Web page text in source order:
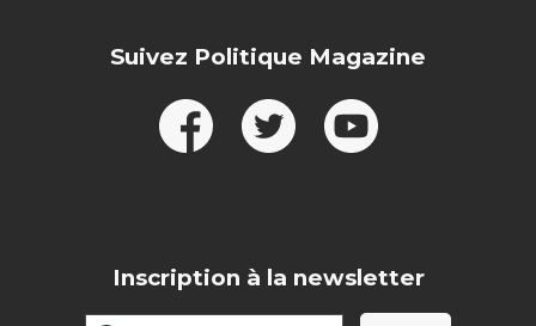
Suivez Politique Magazine
Inscription à la newsletter